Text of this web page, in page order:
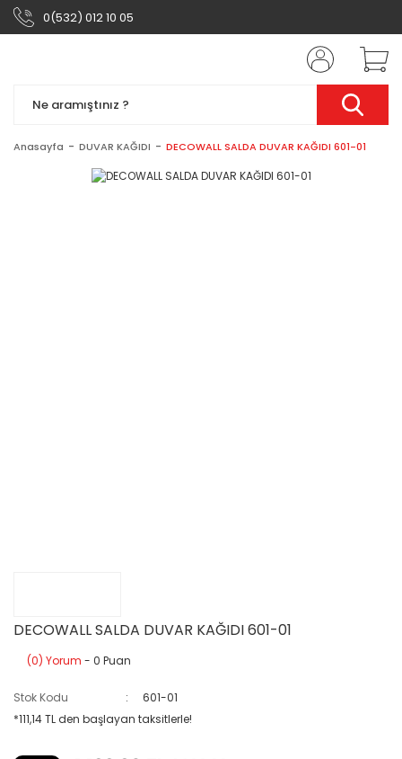
0(532) 012 10 05
Anasayfa DUVAR KAĞIDI DECOWALL SALDA DUVAR KAĞIDI 601-01
DECOWALL SALDA DUVAR KAĞIDI 601-01
(0) Yorum - 0 Puan
Stok Kodu
601-01
*111,14 TL den başlayan taksitlerle!